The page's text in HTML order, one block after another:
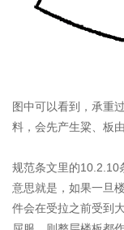
图中可以看到，承重
料，会先产生粱、板
规范条文里的10.2.10
意思就是，如果一旦
件会在受拉之前受到